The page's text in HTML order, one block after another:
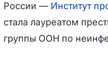
России — Институт
стала лауреатом
группы ООН по